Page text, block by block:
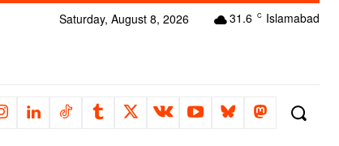
31.6 C Islamabad
Saturday, August 8, 2026